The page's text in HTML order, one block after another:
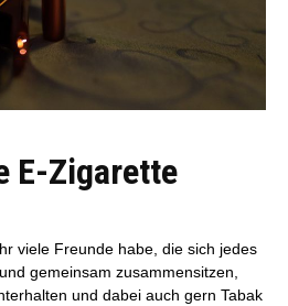
E-Zigarette
viele Freunde habe, die sich jedes
gemeinsam zusammensitzen,
und dabei auch gern Tabak